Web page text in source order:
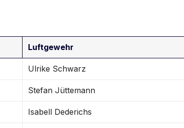
Luftgewehr
Ulrike Schwarz
Stefan Jüttemann
Isabell Dederichs